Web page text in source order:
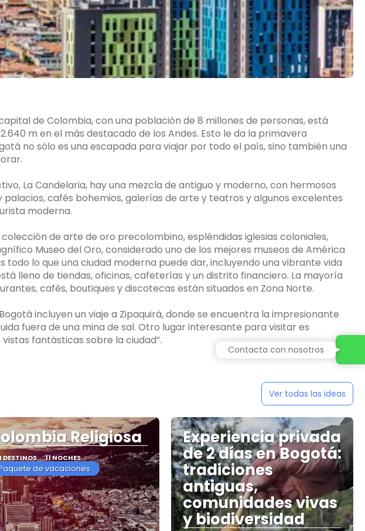
de Colombia, con una población de 8 millones de personas, está
m en el más destacado de los Andes. Esto le da la primavera
no sólo es una escapada para viajar por todo el país, sino también una
La Candelaria, hay una mezcla de antiguo y moderno, con hermosos
palacios, cafés bohemios, galerías de arte y teatros y algunos excelentes
moderna.
de arte de oro precolombino, espléndidas iglesias coloniales,
Museo del Oro, considerado uno de los mejores museos de América
todo lo que una ciudad moderna puede dar, incluyendo una vibrante vida
lleno de tiendas, oficinas, cafeterías y un distrito financiero. La mayoría
cafés, boutiques y discotecas están situados en Zona Norte.
incluyen un viaje a Zipaquirá, donde se encuentra la impresionante
fuera de una mina de sal. Otro lugar interesante para visitar es
Ver todas las ideas
Religiosa
DESTINOS 11 NOCHES
de vacaciones
Experiencia privada
de 2 días en Bogotá:
tradiciones
antiguas,
comunidades vivas
y biodiversidad
Contacta con nosotros